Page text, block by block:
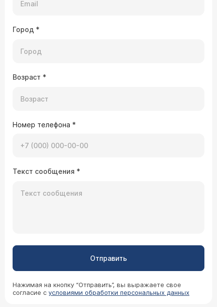
Город *
Возраст *
Номер телефона *
Текст сообщения *
Отправить
Нажимая на кнопку “Отправить”, вы выражаете свое
согласие с условиями обработки персональных данных